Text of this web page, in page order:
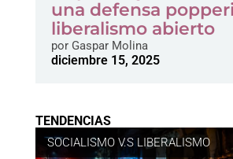
una defensa
liberalismo abierto
porGaspar Molina
diciembre 15, 2025
TENDENCIAS
SOCIALISMO V.S LIBERALISMO